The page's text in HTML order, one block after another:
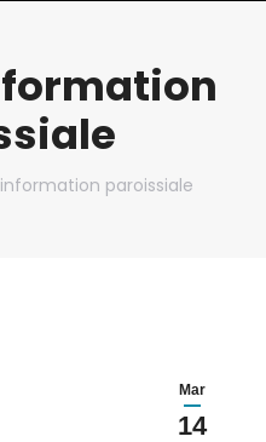
paroissiale
Mar
14